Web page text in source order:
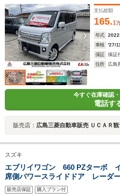
支払総額
165.1
年式 2022
車検
'27/11
保証
保証
住所
広島
今すぐ在庫確認
電話す
販売店： 広島三菱自動車販売 ＵＣＡＲ
スズキ
エブリイワゴン 660 PZターボ
席側パワースライドドア レーダ
横滑り防止装置 オートエアコン
販売店保証 購入プラン付